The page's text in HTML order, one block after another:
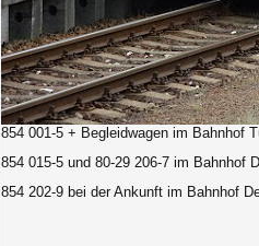
854 001-5 + Begleidwagen im Bahnhof
854 015-5 und 80-29 206-7 im Bahnhof
854 202-9 bei der Ankunft im Bahnhof